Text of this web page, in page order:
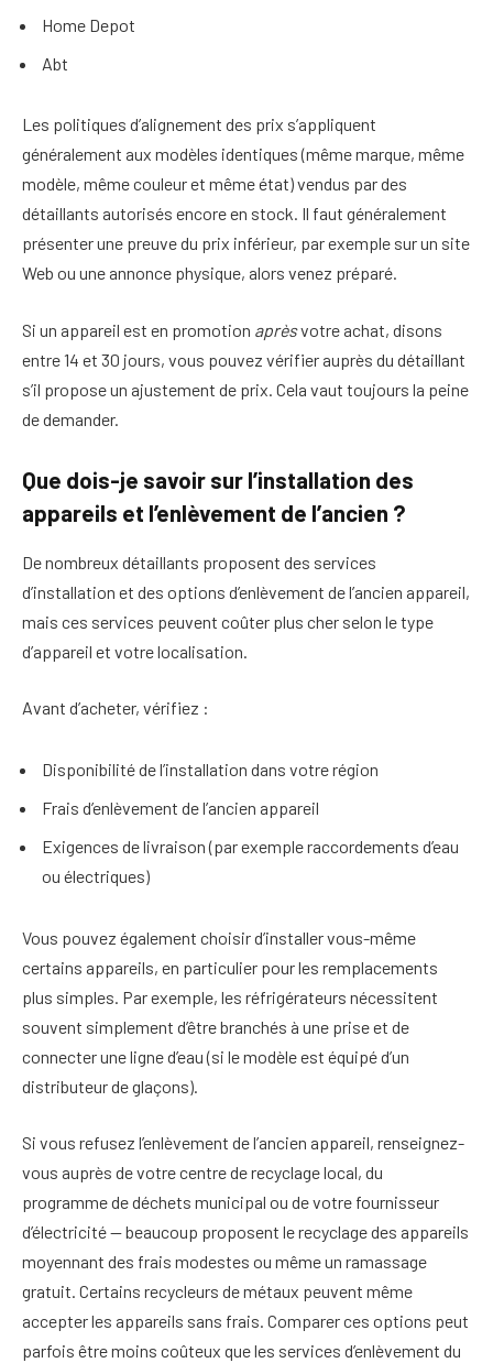
Home Depot
Abt
Les politiques d’alignement des prix s’appliquent
généralement aux modèles identiques (même marque, même
modèle, même couleur et même état) vendus par des
détaillants autorisés encore en stock. Il faut généralement
présenter une preuve du prix inférieur, par exemple sur un site
Web ou une annonce physique, alors venez préparé.
Si un appareil est en promotion aprèsvotre achat, disons
entre 14 et 30 jours, vous pouvez vérifier auprès du détaillant
s’il propose un ajustement de prix. Cela vaut toujours la peine
de demander.
Que dois-je savoir sur l’installation des
appareils et l’enlèvement de l’ancien ?
De nombreux détaillants proposent des services
d’installation et des options d’enlèvement de l’ancien appareil,
mais ces services peuvent coûter plus cher selon le type
d’appareil et votre localisation.
Avant d’acheter, vérifiez :
Disponibilité de l’installation dans votre région
Frais d’enlèvement de l’ancien appareil
Exigences de livraison (par exemple raccordements d’eau
ou électriques)
Vous pouvez également choisir d’installer vous-même
certains appareils, en particulier pour les remplacements
plus simples. Par exemple, les réfrigérateurs nécessitent
souvent simplement d’être branchés à une prise et de
connecter une ligne d’eau (si le modèle est équipé d’un
distributeur de glaçons).
Si vous refusez l’enlèvement de l’ancien appareil, renseignez-
vous auprès de votre centre de recyclage local, du
programme de déchets municipal ou de votre fournisseur
d’électricité — beaucoup proposent le recyclage des appareils
moyennant des frais modestes ou même un ramassage
gratuit. Certains recycleurs de métaux peuvent même
accepter les appareils sans frais. Comparer ces options peut
parfois être moins coûteux que les services d’enlèvement du